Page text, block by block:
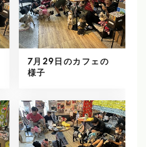
7月29日のカフェの
様子